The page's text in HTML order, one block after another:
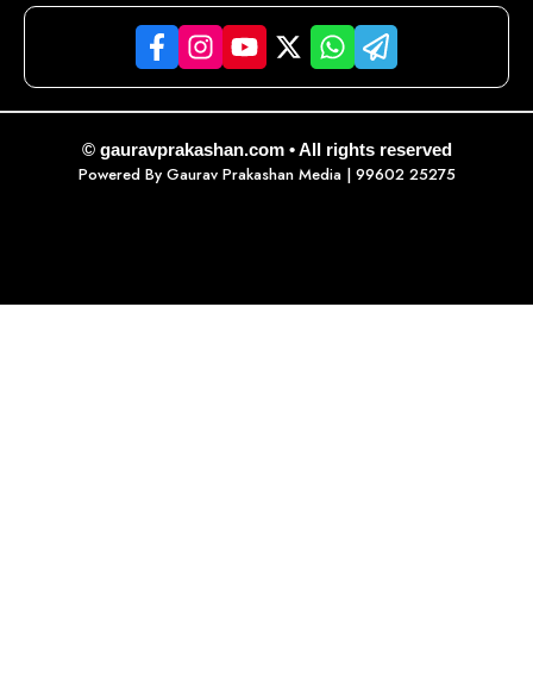
© gauravprakashan.com • All rights reserved
Powered By Gaurav Prakashan Media| 99602 25275